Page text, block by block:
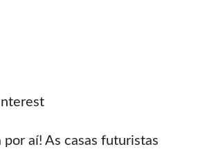
por aí! As casas futuristas